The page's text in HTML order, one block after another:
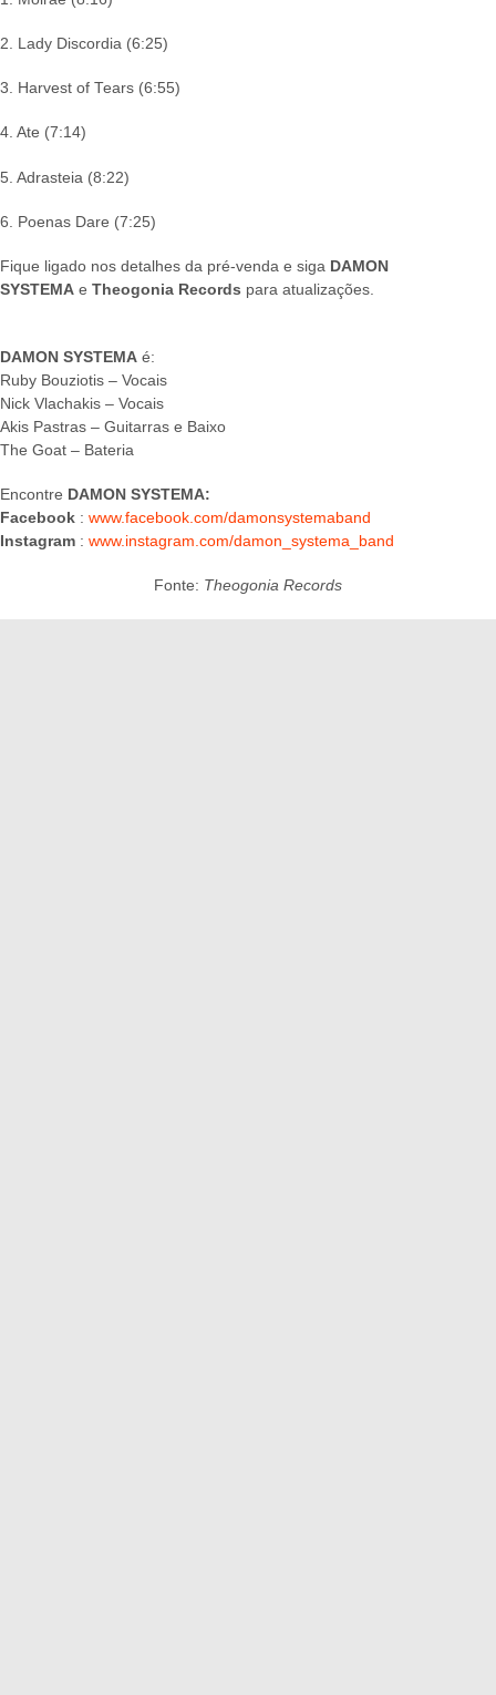
2. Lady Discordia (6:25)
3. Harvest of Tears (6:55)
4. Ate (7:14)
5. Adrasteia (8:22)
6. Poenas Dare (7:25)
Fique ligado nos detalhes da pré-venda e siga DAMON
SYSTEMA e Theogonia Records para atualizações.
DAMON SYSTEMA é:
Ruby Bouziotis – Vocais
Nick Vlachakis – Vocais
Akis Pastras – Guitarras e Baixo
The Goat – Bateria
Encontre DAMON SYSTEMA:
Facebook : www.facebook.com/damonsystemaband
Instagram : www.instagram.com/damon_systema_band
Fonte: Theogonia Records